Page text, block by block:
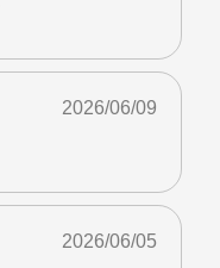
2026/06/09
2026/06/05